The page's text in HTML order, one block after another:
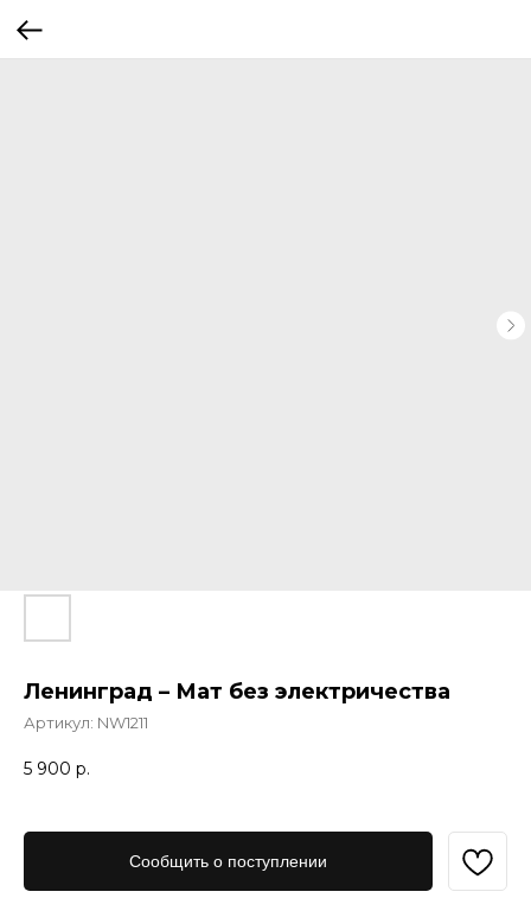
Ленинград – Мат без электричества
Артикул: NW1211
5 900 р.
Сообщить о поступлении